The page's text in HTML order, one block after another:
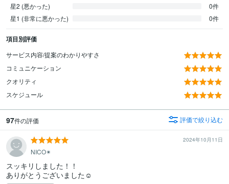
星2 (悪かった)
0件
星1 (非常に悪かった)
0件
項目別評価
サービス内容/提案のわかりやすさ
コミュニケーション
クオリティ
スケジュール
97件の評価 評価で絞り込む
2024年10月11日
NICO✴︎
スッキリしました！！
ありがとうございました☺︎